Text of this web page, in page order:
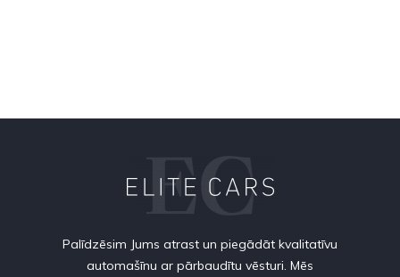
Palīdzēsim Jums atrast un piegādāt kvalitatīvu
automašīnu ar pārbaudītu vēsturi. Mēs